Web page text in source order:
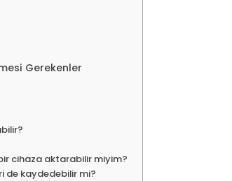
Gerekenler
cihaza aktarabilir miyim?
de kaydedebilir mi?